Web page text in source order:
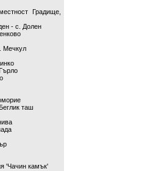
Градище,
- с. Долен
Мечкул
таш
'Чачин камък'